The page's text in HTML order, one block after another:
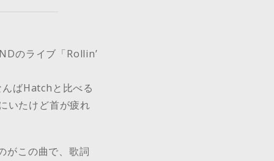
のライブ「Rollin’
ばHatchと比べる
いたけど首が疲れ
がこの曲で、歌詞